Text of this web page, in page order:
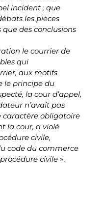
incident ; que
les pièces
des conclusions
le courrier de
qui
aux motifs
le principe du
la cour d’appel,
n’avait pas
caractère obligatoire
la cour, a violé
civile,
code du commerce
civile ».